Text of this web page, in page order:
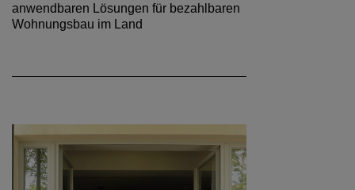
anwendbaren Lösungen für bezahlbaren
Wohnungsbau im Land